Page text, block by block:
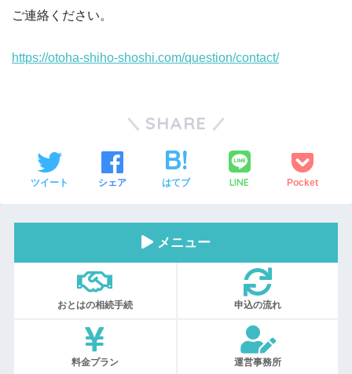
ご連絡ください。
https://otoha-shiho-shoshi.com/question/contact/
SHARE
ツイート シェア はてブ LINE Pocket
メニュー
おとはの相続手続 申込の流れ
料金プラン 運営事務所